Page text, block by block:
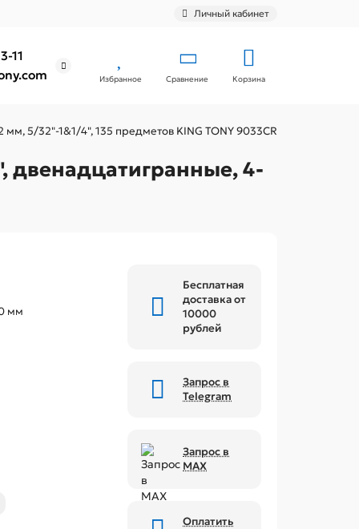
Личный кабинет
11
Избранное Сравнение Корзина
5/32"-1&1/4", 135 предметов KING TONY 9033CR
двенадцатигранные, 4-
мм
Бесплатная
доставка от
10000
рублей
Запрос в
Telegram
Запрос в
MAX
Оплатить